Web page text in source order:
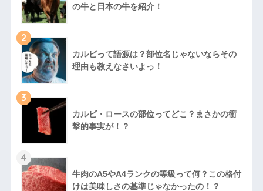
の牛と日本の牛を紹介！
2
カルビって語源は？部位名じゃないならその
理由も教えなさいよっ！
3
カルビ・ロースの部位ってどこ？まさかの衝
撃的事実が！？
4
牛肉のA5やA4ランクの等級って何？この格付
けは美味しさの基準じゃなかったの！？